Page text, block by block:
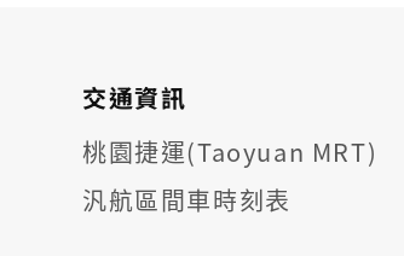
交通資訊
桃園捷運(Taoyuan MRT)
汎航區間車時刻表